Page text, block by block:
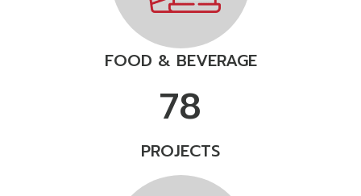
FOOD & BEVERAGE
78
PROJECTS